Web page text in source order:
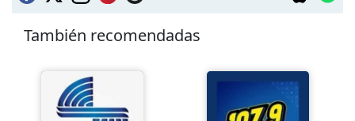
También recomendadas